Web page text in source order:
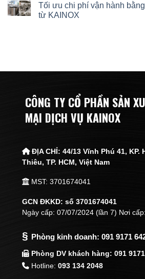
Tối ưu chi phí vận hành
từ KAINOX
CÔNG TY CỔ PHẦN SẢN
MẠI DỊCH VỤ KAINOX
ĐỊA CHỈ:44/13 Vĩnh Phú 41, KP.
Thiêu,TP. HCM, Việt Nam
MST: 3701674041
GCN ĐKKD: số 3701674041
Ngày cấp: 07/07/2024 (lần 7) Nơi
§ Phòng kinh doanh: 091 9171
Phòng DV khách hàng: 091
Hotline:093 134 2048